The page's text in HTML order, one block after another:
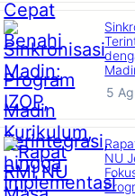
5
NU